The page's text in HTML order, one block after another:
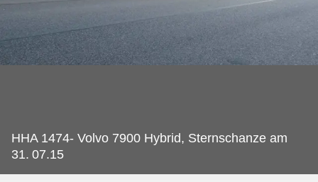
HHA 1474- Volvo 7900 Hybrid, Sternschanze am
31. 07.15